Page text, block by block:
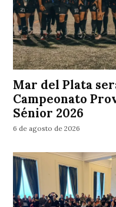
Mar del Plata
Campeonato
Sénior 2026
6 de agosto de 2026